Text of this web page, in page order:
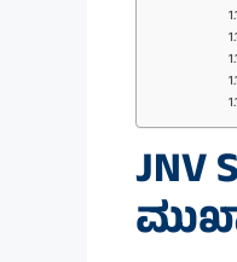
JNV